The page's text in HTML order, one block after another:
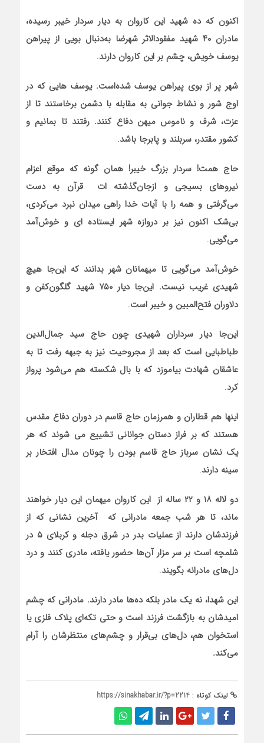
اکنون که ده شهید این کاروان به دیار سردار خیبر رسیده،
مادران ۴۰ شهید مفقودالاثر شهرضا به‌دنبال بویی از پیراهن
یوسف خویش، چشم بر این کاروان دارند.
شهر پر از بوی پیراهن یوسف شده‌است. یوسف هایی که در
اوج شور و نشاط جوانی به مقابله با دشمن برخاستند تا از
عزت، شرف و ناموس میهن دفاع کنند. رفتند تا بمانیم و
کشور مقتدر، سربلند و پابرجا باشد.
حاج همت! سردار بزرگ خیبر! همان گونه که موقع اعزام
نیروهای بسیجی و ازجان‌گذشته ات قرآن به دست
می‌گرفتی و همه را با آیات خدا راهی میدان نبرد می‌کردی،
بی‌شک اکنون نیز بر دروازه‌ شهر ایستاده ای و خوش‌آمد
می‌گویی.
خوش‌آمد می‌گویی تا میهمانان شهر بدانند که این‌جا هیچ
شهیدی غریب نیست. این‌جا دیار۷۵۰ شهید گلگون‌کفن و
دلاوران فتح‌المبین و خیبر است.
این‌جا دیار سرداران شهیدی چون حاج سید جمال‌الدین
طباطبایی است که بعد از مجروحیت نیز به جبهه رفت تا به
عاشقان شهادت بیاموزد که با بال شکسته هم می‌شود پرواز
کرد.
اینها هم قطاران و همرزمان حاج قاسم در دوران دفاع مقدس
هستند که بر فراز دستان جوانانی تشییع می شوند که هر
یک نشان سرباز حاج قاسم بودن را چونان مدال افتخار بر
سینه دارند.
دو لاله ۱۸ و ۲۲ ساله از این کاروان میهمان این دیار خواهند
ماند، تا هر شب جمعه‌ مادرانی که آخرین نشانی که از
فرزندشان دارند از عملیات بدر در شرق دجله و کربلای ۵ در
شلمچه است بر سر مزار آن‌ها حضور یافته، مادری کنند و درد
دل‌های مادرانه بگویند.
این شهدا، نه یک مادر بلکه ده‌ها مادر دارند. مادرانی که چشم
امیدشان به بازگشت فرزند است و حتی تکه‌ای پلاک فلزی یا
استخوان هم، دل‌های بی‌قرار و چشم‌های منتظرشان را آرام
می‌کند.
لینک کوتاه : https://sinakhabar.ir/?p=2214